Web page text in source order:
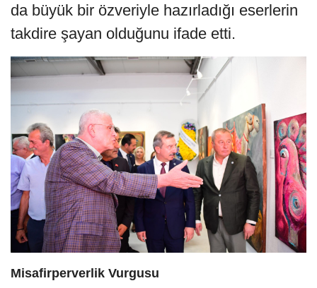
da büyük bir özveriyle hazırladığı eserlerin
takdire şayan olduğunu ifade etti.
Misafirperverlik Vurgusu